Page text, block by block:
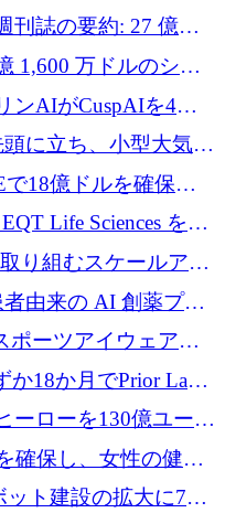
めに 16 万ユーロを確
刊誌の要約: 27 億ユ
イテク資金調達取引
1,600 万ドルのシリ
用した倉庫自動化を
ンAIがCuspAIを4億
支援
に立ち、小型大気質
エア政策の中心に据
18億ドルを確保、
ーローを130億ユー
トは2027年に米国の
Life Sciences を
トメントで支援
り組むスケールアッ
者由来の AI 創薬プラ
めに 300 万ユーロ
ポーツアイウェアの
ロを調達
か18か月でPrior Labs
で買収
ーローを130億ユーロ
またがるプラットフ
確保し、女性の健康
ボを開設
ット建設の拡大に740